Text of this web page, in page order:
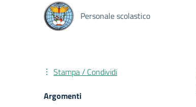
Personale scolastico
Stampa / Condividi
Argomenti